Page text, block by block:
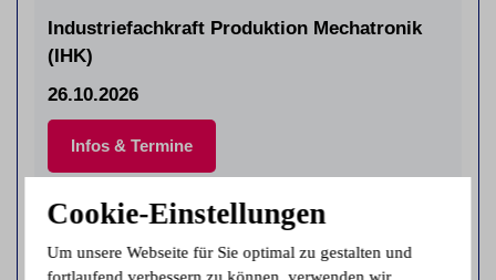
Industriefachkraft Produktion Mechatronik
(IHK)
26.10.2026
Infos & Termine
Industriefachkraft Produktion Metall (IHK)
26.10.2026
Cookie-Einstellungen
Um unsere Webseite für Sie optimal zu gestalten und